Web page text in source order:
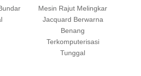
Mesin Rajut Melingkar
Jacquard Berwarna
Benang
Terkomputerisasi
Tunggal